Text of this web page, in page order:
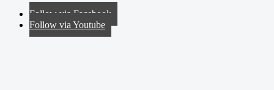
Follow via Facebook
Follow via Youtube